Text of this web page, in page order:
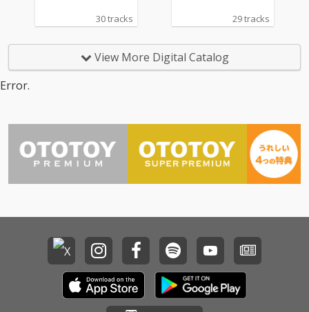
30 tracks 29 tracks
View More Digital Catalog
Error.